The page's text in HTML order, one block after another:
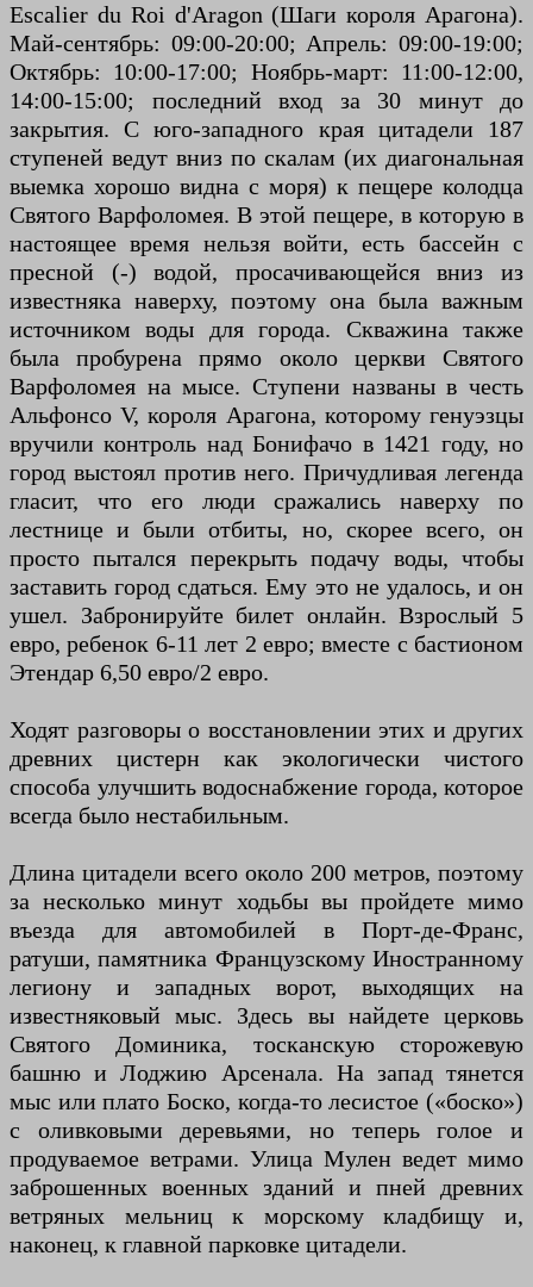
Escalier du Roi d'Aragon (Шаги короля Арагона).
Май-сентябрь: 09:00-20:00; Апрель: 09:00-19:00;
Октябрь: 10:00-17:00; Ноябрь-март: 11:00-12:00,
14:00-15:00; последний вход за 30 минут до
закрытия. С юго-западного края цитадели 187
ступеней ведут вниз по скалам (их диагональная
выемка хорошо видна с моря) к пещере колодца
Святого Варфоломея. В этой пещере, в которую в
настоящее время нельзя войти, есть бассейн с
пресной (-) водой, просачивающейся вниз из
известняка наверху, поэтому она была важным
источником воды для города. Скважина также
была пробурена прямо около церкви Святого
Варфоломея на мысе. Ступени названы в честь
Альфонсо V, короля Арагона, которому генуэзцы
вручили контроль над Бонифачо в 1421 году, но
город выстоял против него. Причудливая легенда
гласит, что его люди сражались наверху по
лестнице и были отбиты, но, скорее всего, он
просто пытался перекрыть подачу воды, чтобы
заставить город сдаться. Ему это не удалось, и он
ушел. Забронируйте билет онлайн. Взрослый 5
евро, ребенок 6-11 лет 2 евро; вместе с бастионом
Этендар 6,50 евро/2 евро.
Ходят разговоры о восстановлении этих и других
древних цистерн как экологически чистого
способа улучшить водоснабжение города, которое
всегда было нестабильным.
Длина цитадели всего около 200 метров, поэтому
за несколько минут ходьбы вы пройдете мимо
въезда для автомобилей в Порт-де-Франс,
ратуши, памятника Французскому Иностранному
легиону и западных ворот, выходящих на
известняковый мыс. Здесь вы найдете церковь
Святого Доминика, тосканскую сторожевую
башню и Лоджию Арсенала. На запад тянется
мыс или плато Боско, когда-то лесистое («боско»)
с оливковыми деревьями, но теперь голое и
продуваемое ветрами. Улица Мулен ведет мимо
заброшенных военных зданий и пней древних
ветряных мельниц к морскому кладбищу и,
наконец, к главной парковке цитадели.